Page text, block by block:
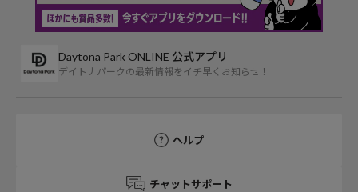
Daytona Park ONLINE 公式アプリ
デイトナパークの最新情報をイチ早くお知らせ！
ヘルプ
チャットサポート